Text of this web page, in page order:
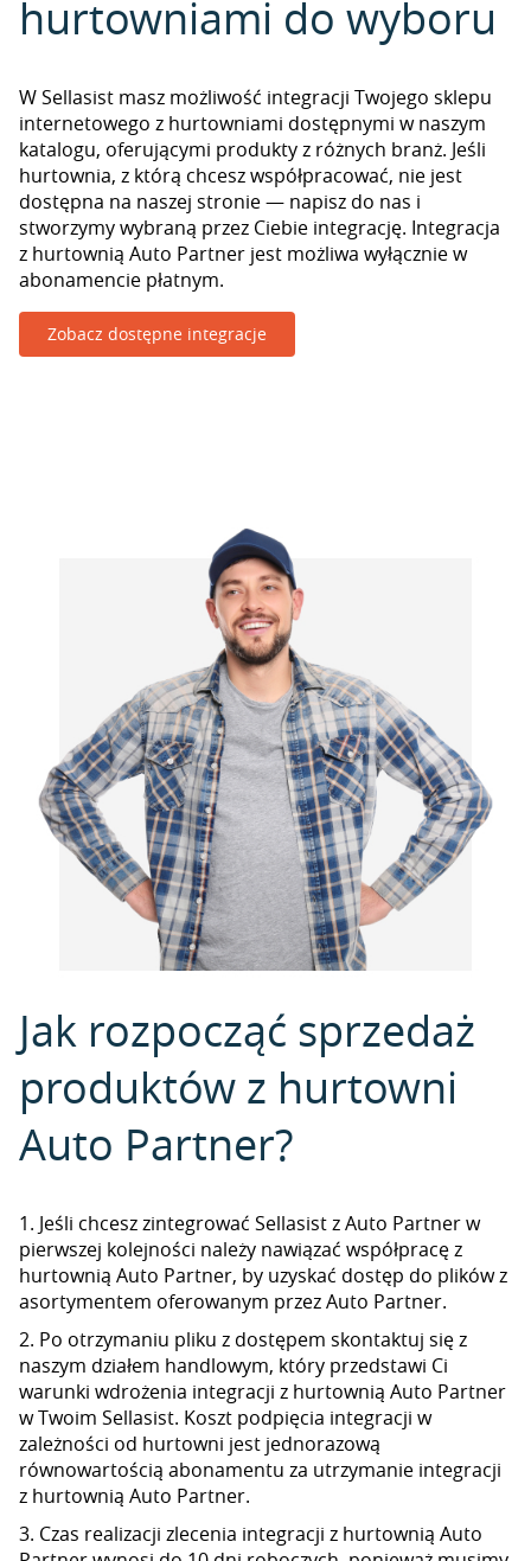
hurtowniami do wyboru
W Sellasist masz możliwość integracji Twojego sklepu
internetowego z hurtowniami dostępnymi w naszym
katalogu, oferującymi produkty z różnych branż. Jeśli
hurtownia, z którą chcesz współpracować, nie jest
dostępna na naszej stronie — napisz do nas i
stworzymy wybraną przez Ciebie integrację. Integracja
z hurtownią Auto Partner jest możliwa wyłącznie w
abonamencie płatnym.
Zobacz dostępne integracje
Jak rozpocząć sprzedaż
produktów z hurtowni
Auto Partner?
1. Jeśli chcesz zintegrować Sellasist z Auto Partner w
pierwszej kolejności należy nawiązać współpracę z
hurtownią Auto Partner, by uzyskać dostęp do plików z
asortymentem oferowanym przez Auto Partner.
2. Po otrzymaniu pliku z dostępem skontaktuj się z
naszym działem handlowym, który przedstawi Ci
warunki wdrożenia integracji z hurtownią Auto Partner
w Twoim Sellasist. Koszt podpięcia integracji w
zależności od hurtowni jest jednorazową
równowartością abonamentu za utrzymanie integracji
z hurtownią Auto Partner.
3. Czas realizacji zlecenia integracji z hurtownią Auto